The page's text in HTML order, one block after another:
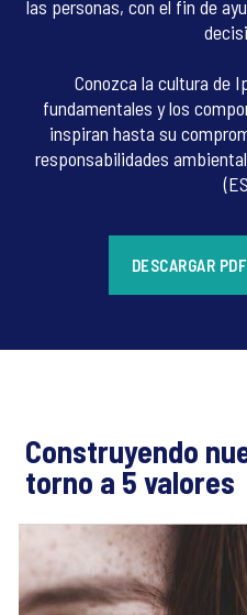
las personas, con el fin de
Conozca la cultura de
fundamentales y los
inspiran hasta su
responsabilidades
DESCARGAR
Construyendo
torno a 5 valores